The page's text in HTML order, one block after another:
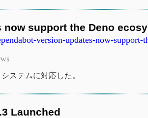
support the Deno
version-updates-now-support-
ステムに対応した。
Launched